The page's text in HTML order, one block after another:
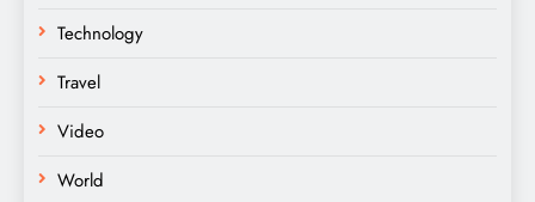
Technology
Travel
Video
World